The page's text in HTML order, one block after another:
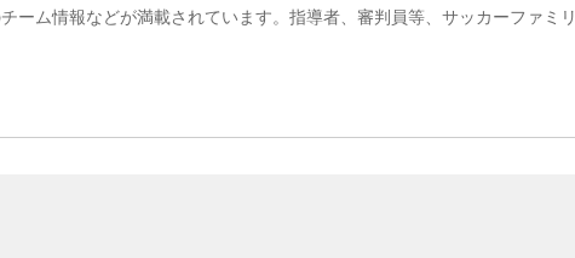
ーム情報などが満載されています。指導者、審判員等、サッカーファミ